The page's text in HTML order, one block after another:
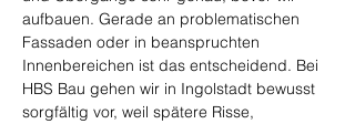
aufbauen. Gerade an problematischen
Fassaden oder in beanspruchten
Innenbereichen ist das entscheidend. Bei
HBS Bau gehen wir in Ingolstadt bewusst
sorgfältig vor, weil spätere Risse,